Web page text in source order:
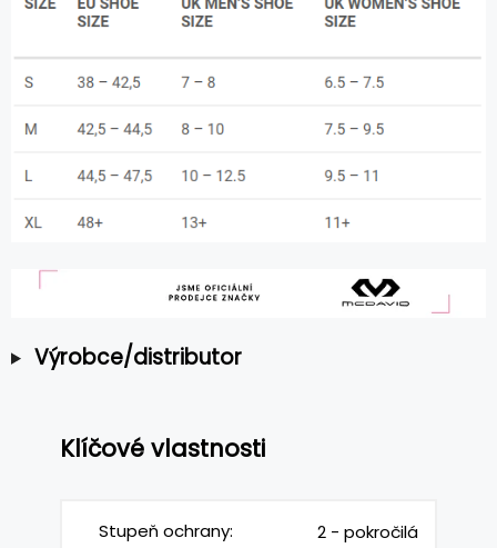
Výrobce/distributor
Klíčové vlastnosti
Stupeň ochrany: 2 - pokročilá